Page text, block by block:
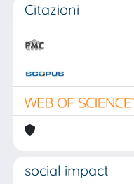
Citazioni
social impact